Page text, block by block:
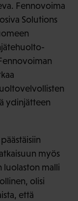
Fennovoima
Solutions
ydinjätteen
myös
luolaston malli
olisi
että